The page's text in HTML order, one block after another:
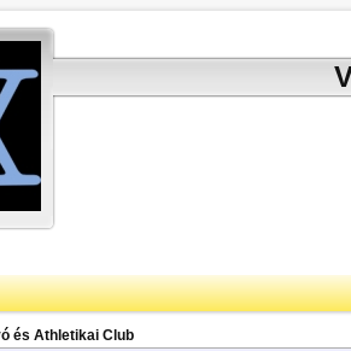
és Athletikai Club